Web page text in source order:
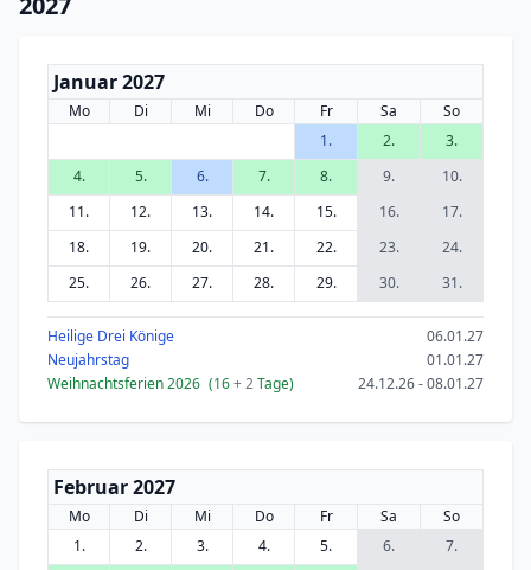
Januar 2027
Mo Di Mi Do Fr Sa
So
1.
2.
3.
4.
5. 6. 7. 8. 9.
10.
11.
12. 13. 14. 15. 16.
17.
18.
19. 20. 21. 22. 23.
24.
25.
26. 27. 28. 29. 30. 31.
Heilige Drei Könige
06.01.27
Neujahrstag
01.01.27
Weihnachtsferien 2026 (16+ 2Tage) 24.12.26 - 08.01.27
Februar 2027
Mo Di Mi Do Fr Sa
So
1.
2. 3. 4. 5. 6.
7.